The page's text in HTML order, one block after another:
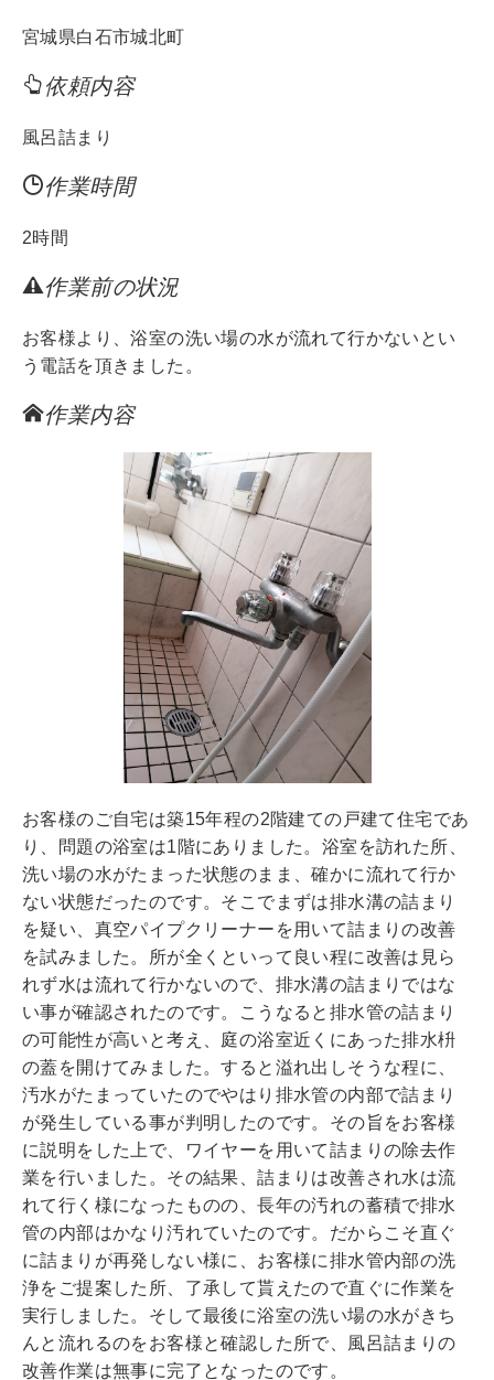
宮城県白石市城北町
依頼内容
風呂詰まり
作業時間
2時間
作業前の状況
お客様より、浴室の洗い場の水が流れて行かないとい
う電話を頂きました。
作業内容
お客様のご自宅は築15年程の2階建ての戸建て住宅であ
り、問題の浴室は1階にありました。浴室を訪れた所、
洗い場の水がたまった状態のまま、確かに流れて行か
ない状態だったのです。そこでまずは排水溝の詰まり
を疑い、真空パイプクリーナーを用いて詰まりの改善
を試みました。所が全くといって良い程に改善は見ら
れず水は流れて行かないので、排水溝の詰まりではな
い事が確認されたのです。こうなると排水管の詰まり
の可能性が高いと考え、庭の浴室近くにあった排水枡
の蓋を開けてみました。すると溢れ出しそうな程に、
汚水がたまっていたのでやはり排水管の内部で詰まり
が発生している事が判明したのです。その旨をお客様
に説明をした上で、ワイヤーを用いて詰まりの除去作
業を行いました。その結果、詰まりは改善され水は流
れて行く様になったものの、長年の汚れの蓄積で排水
管の内部はかなり汚れていたのです。だからこそ直ぐ
に詰まりが再発しない様に、お客様に排水管内部の洗
浄をご提案した所、了承して貰えたので直ぐに作業を
実行しました。そして最後に浴室の洗い場の水がきち
んと流れるのをお客様と確認した所で、風呂詰まりの
改善作業は無事に完了となったのです。